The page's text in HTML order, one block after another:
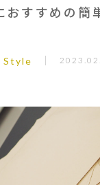
おすすめの簡
Style